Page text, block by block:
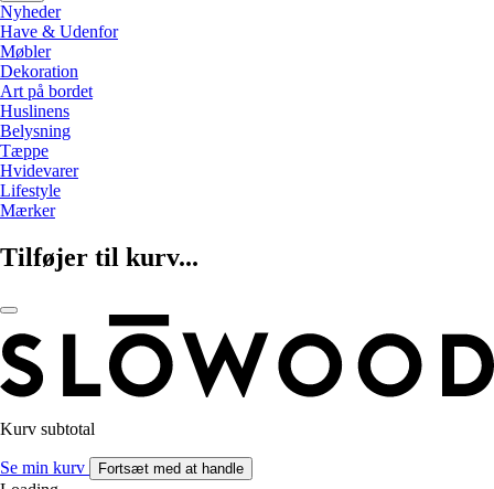
Nyheder
Have & Udenfor
Møbler
Dekoration
Art på bordet
Huslinens
Belysning
Tæppe
Hvidevarer
Lifestyle
Mærker
Tilføjer til kurv...
Kurv subtotal
Se min kurv Fortsæt med at handle